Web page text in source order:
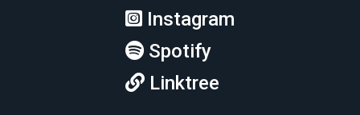
Instagram
Spotify
Linktree